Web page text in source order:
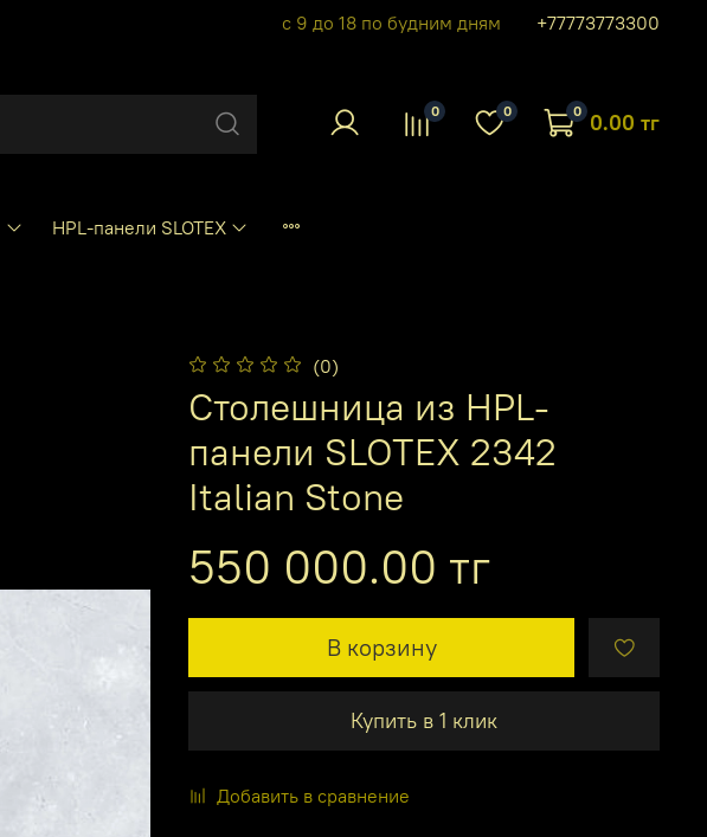
с 9 до 18 по будним дням +77773773300
0 0 0 0.00 тг
HPL-панели SLOTEX
(0)
Столешница из HPL-
панели SLOTEX 2342
Italian Stone
550 000.00 тг
В корзину
Купить в 1 клик
Добавить в сравнение